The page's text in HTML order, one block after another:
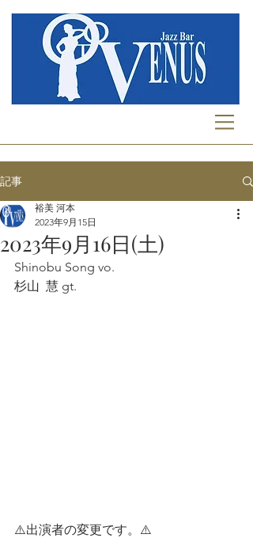
記事
2023年9月16日(土)
裕美 河本
2023年9月15日
Shinobu Song vo.
杉山  慧 gt.
⚠️出演者の変更です。⚠️